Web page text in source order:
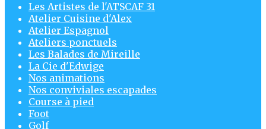
Les Artistes de l'ATSCAF 31
Atelier Cuisine d'Alex
Atelier Espagnol
Ateliers ponctuels
Les Balades de Mireille
La Cie d'Edwige
Nos animations
Nos conviviales escapades
Course à pied
Foot
Golf